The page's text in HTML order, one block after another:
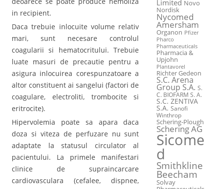
in recipient.
Daca trebuie inlocuite volume relativ
mari, sunt necesare controlul
coagularii si hematocritului. Trebuie
luate masuri de precautie pentru a
asigura inlocuirea corespunzatoare a
altor constituent ai sangelui (factori de
coagulare, electroliti, trombocite si
eritrocite).
Hipervolemia poate sa apara daca
doza si viteza de perfuzare nu sunt
adaptate la statusul circulator al
pacientului. La primele manifestari
clinice de supraincarcare
cardiovasculara (cefalee, dispnee,
Limited Novo
Nordisk
Nycomed
Amersham
Organon Pfizer
Pharco
Pharmaceuticals
Pharmacia &
Upjohn
Plantavorel
Richter Gedeon
S.C. Arena
Group S.A. S.
C. BIOFARM S. A.
S.C. ZENTIVA
S.A. Sanofi
Winthrop
Schering-Plough
Schering AG
Sicome
d
Smithkline
Beecham
Solvay